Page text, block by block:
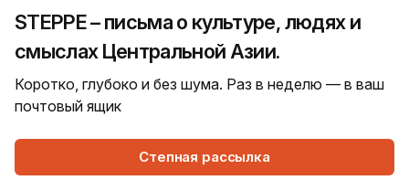
STEPPE – письма о культуре, людях и
смыслах Центральной Азии.
Коротко, глубоко и без шума. Раз в неделю — в ваш
почтовый ящик
Степная рассылка